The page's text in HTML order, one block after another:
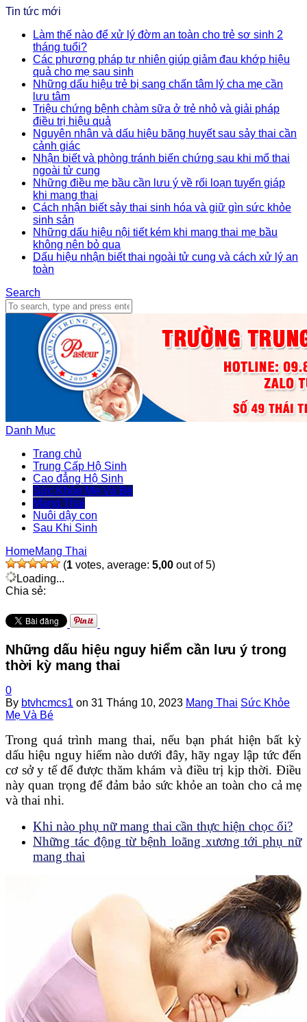
Tin tức mới
Làm thế nào để xử lý đờm an toàn cho trẻ sơ sinh 2
tháng tuổi?
Các phương pháp tự nhiên giúp giảm đau khớp hiệu
quả cho mẹ sau sinh
Những dấu hiệu trẻ bị sang chấn tâm lý cha mẹ cần
lưu tâm
Triệu chứng bệnh chàm sữa ở trẻ nhỏ và giải pháp
điều trị hiệu quả
Nguyên nhân và dấu hiệu băng huyết sau sảy thai cần
cảnh giác
Nhận biết và phòng tránh biến chứng sau khi mổ thai
ngoài tử cung
Những điều mẹ bầu cần lưu ý về rối loạn tuyến giáp
khi mang thai
Cách nhận biết sảy thai sinh hóa và giữ gìn sức khỏe
sinh sản
Những dấu hiệu nội tiết kém khi mang thai mẹ bầu
không nên bỏ qua
Dấu hiệu nhận biết thai ngoài tử cung và cách xử lý an
toàn
Search
Danh Mục
Trang chủ
Trung Cấp Hộ Sinh
Cao đẳng Hộ Sinh
Sức Khỏe Mẹ Và Bé
Mang Thai
Nuôi dậy con
Sau Khi Sinh
HomeMang Thai
(1 votes, average: 5,00 out of 5)
Loading...
Chia sẻ:
Những dấu hiệu nguy hiểm cần lưu ý trong
thời kỳ mang thai
0
By btvhcmcs1 on 31 Tháng 10, 2023 Mang Thai Sức Khỏe
Mẹ Và Bé
Trong quá trình mang thai, nếu bạn phát hiện bất kỳ
dấu hiệu nguy hiểm nào dưới đây, hãy ngay lập tức đến
cơ sở y tế để được thăm khám và điều trị kịp thời. Điều
này quan trọng để đảm bảo sức khỏe an toàn cho cả mẹ
và thai nhi.
Khi nào phụ nữ mang thai cần thực hiện chọc ối?
Những tác động từ bệnh loãng xương tới phụ nữ
mang thai